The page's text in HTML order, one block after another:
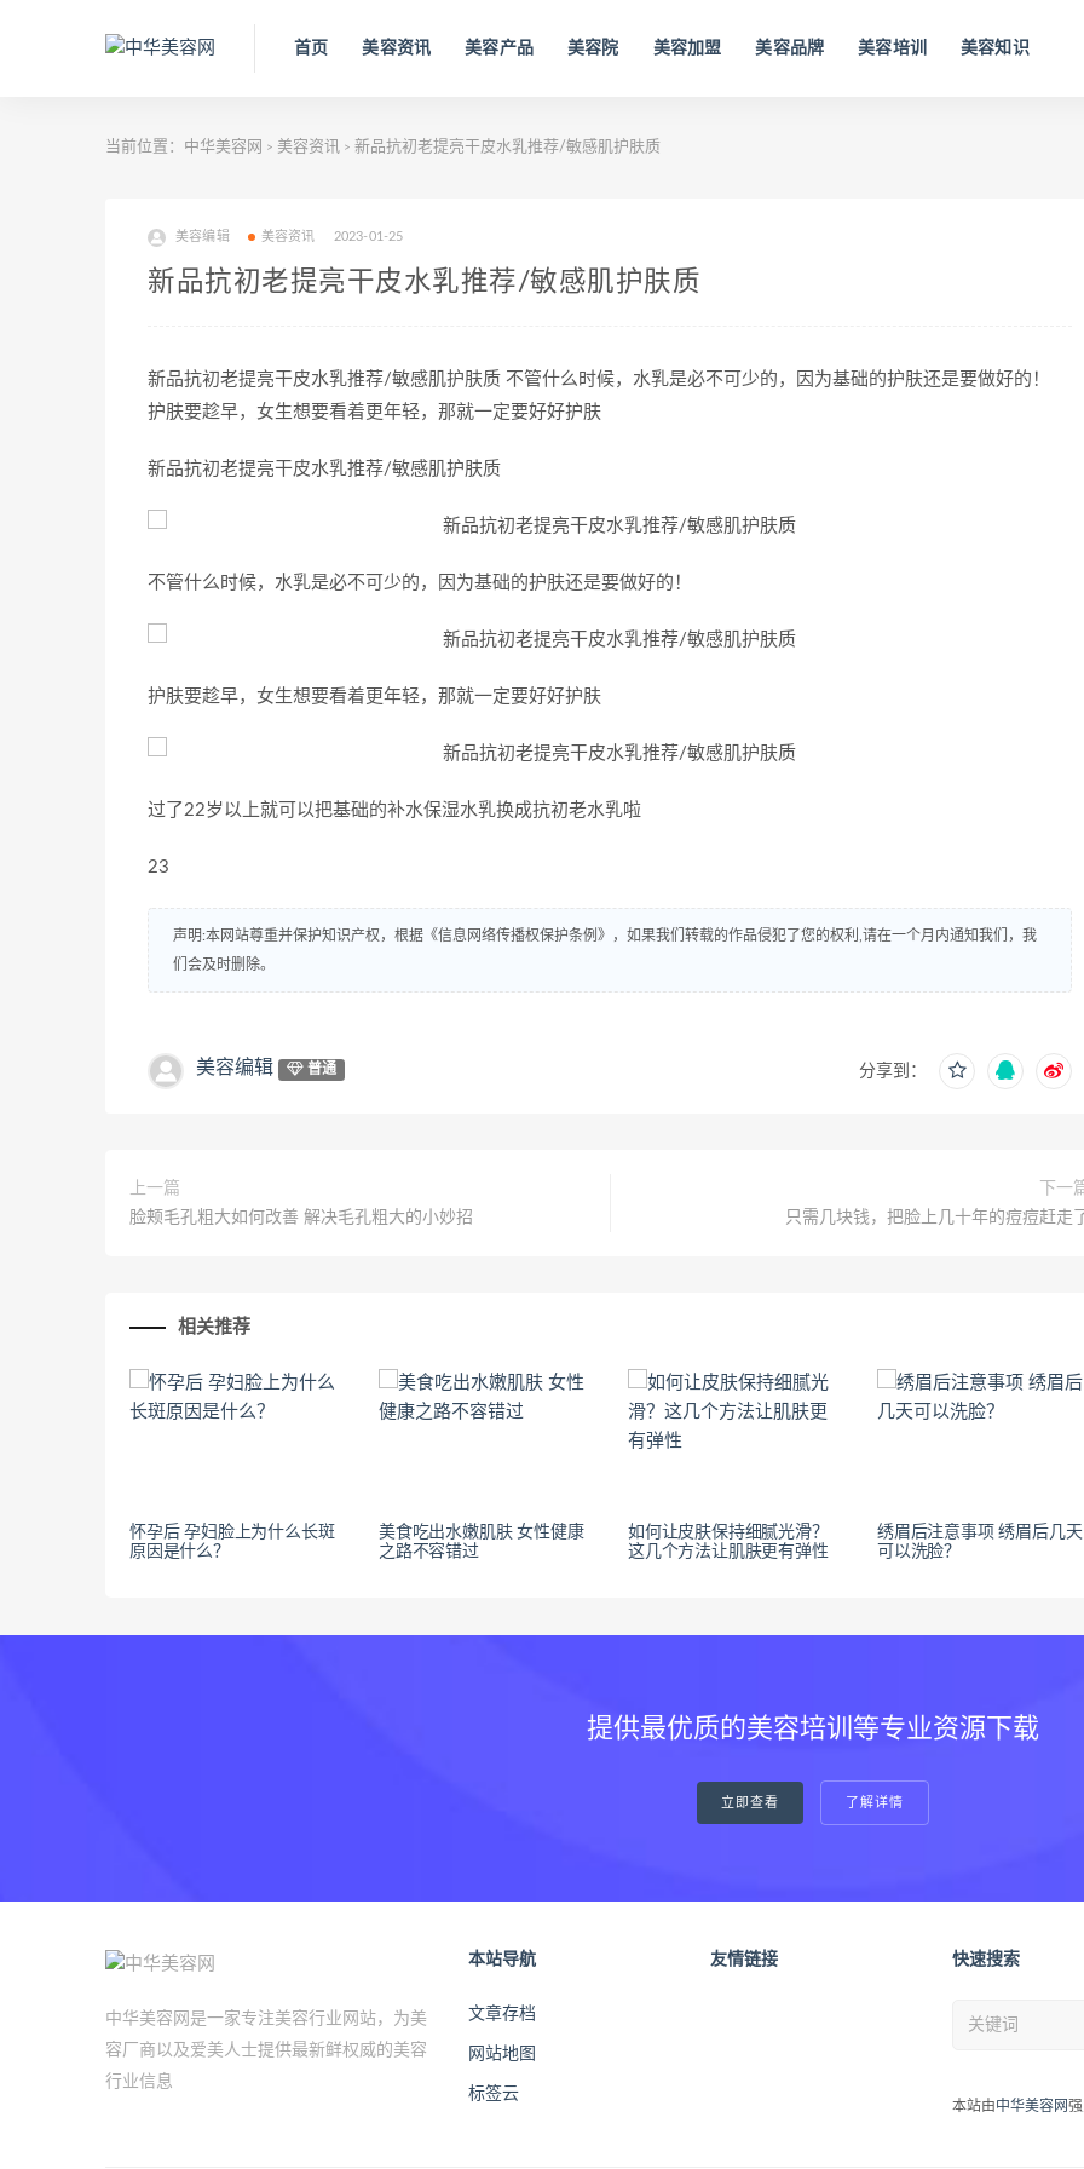
首页 美容资讯 美容产品 美容院 美容加盟 美容品牌 美容培训 美容知识
当前位置： 中华美容网 > 美容资讯 > 新品抗初老提亮干皮水乳推荐/敏感肌护肤质
美容编辑 美容资讯 2023-01-25
新品抗初老提亮干皮水乳推荐/敏感肌护肤质
新品抗初老提亮干皮水乳推荐/敏感肌护肤质 不管什么时候，水乳是必不可少的，因为基础的护肤还是要做好的！
护肤要趁早，女生想要看着更年轻，那就一定要好好护肤
新品抗初老提亮干皮水乳推荐/敏感肌护肤质
不管什么时候，水乳是必不可少的，因为基础的护肤还是要做好的！
护肤要趁早，女生想要看着更年轻，那就一定要好好护肤
过了22岁以上就可以把基础的补水保湿水乳换成抗初老水乳啦
23
声明:本网站尊重并保护知识产权，根据《信息网络传播权保护条例》，如果我们转载的作品侵犯了您的权利,请在一个月内通知我们，我
们会及时删除。
美容编辑 普通 分享到：
上一篇
脸颊毛孔粗大如何改善 解决毛孔粗大的小妙招
下一
只需几块钱，把脸上几十年的痘痘赶走
相关推荐
怀孕后 孕妇脸上为什么长斑
原因是什么？
美食吃出水嫩肌肤 女性健康
之路不容错过
如何让皮肤保持细腻光滑？
这几个方法让肌肤更有弹性
绣眉后注意事项 绣眉后几天
可以洗脸？
提供最优质的美容培训等专业资源下载
立即查看 了解详情
中华美容网是一家专注美容行业网站，为美
容厂商以及爱美人士提供最新鲜权威的美容
行业信息
本站导航
文章存档
网站地图
标签云
友情链接 快速搜索
本站由 中华美容网